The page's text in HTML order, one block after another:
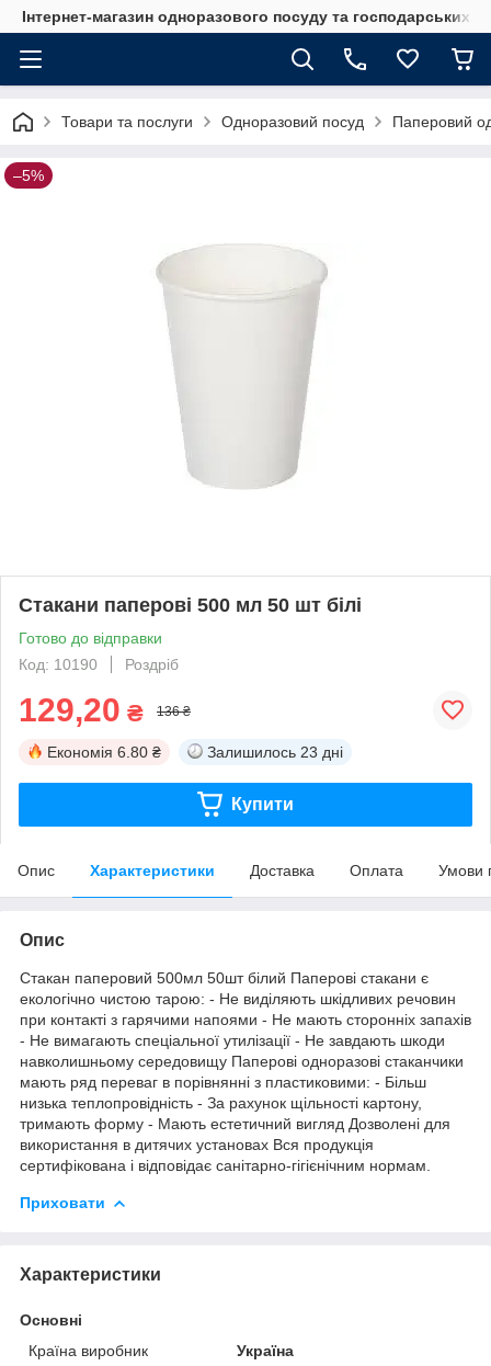
Інтернет-магазин одноразового посуду та господарських
Товари та послуги Одноразовий посуд Паперовий
–5%
Стакани паперові 500 мл 50 шт білі
Готово до відправки
Код: 10190
Роздріб
129,20 ₴ 136 ₴
Економія 6.80 ₴ Залишилось 23 дні
Купити
Опис Характеристики Доставка Оплата Умови
Опис
Стакан паперовий 500мл 50шт білий Паперові стакани є
екологічно чистою тарою: - Не виділяють шкідливих речовин
при контакті з гарячими напоями - Не мають сторонніх запахів
- Не вимагають спеціальної утилізації - Не завдають шкоди
навколишньому середовищу Паперові одноразові стаканчики
мають ряд переваг в порівнянні з пластиковими: - Більш
низька теплопровідність - За рахунок щільності картону,
тримають форму - Мають естетичний вигляд Дозволені для
використання в дитячих установах Вся продукція
сертифікована і відповідає санітарно-гігієнічним нормам.
Приховати
Характеристики
Основні
Країна виробник
Україна